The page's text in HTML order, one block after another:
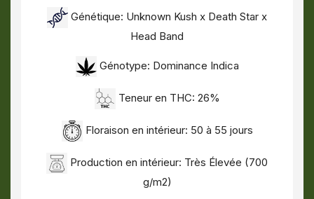
Génétique: Unknown Kush x Death Star x
Head Band
Génotype: Dominance Indica
Teneur en THC: 26%
Floraison en intérieur: 50 à 55 jours
Production en intérieur: Très Élevée (700
g/m2)